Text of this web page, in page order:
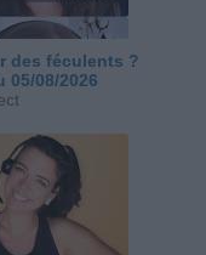
des féculents ?
08/2026